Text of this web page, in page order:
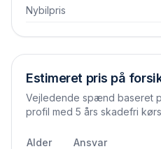
Nybilpris
Estimeret pris på
Vejledende spænd baseret
profil med 5 års skadefri
Alder Ansvar